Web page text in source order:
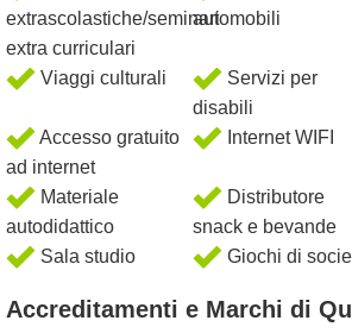
extrascolastiche/seminari
extra curriculari
automobili
Viaggi culturali
Servizi per
disabili
Accesso gratuito
ad internet
Internet WIFI
Materiale
autodidattico
Distributore
snack e bevande
Sala studio Giochi di
Accreditamenti e Marchi di